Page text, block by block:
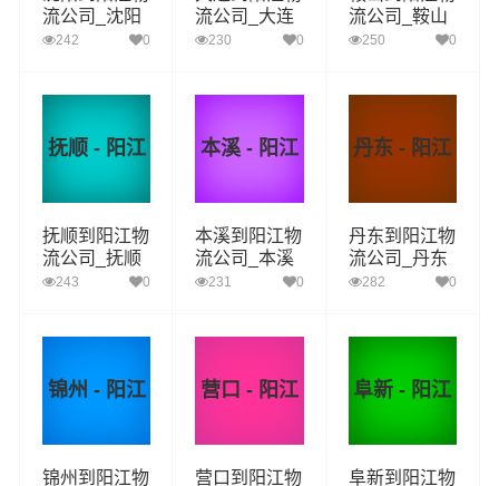
流公司_沈阳
到阳江货运_
242 0
流公司_大连
到阳江货运_
230 0
流公司_鞍山
到阳江货运_
250 0
抚顺 - 阳江
抚顺到阳江物
流公司_抚顺
到阳江货运_
243 0
本溪 - 阳江
本溪到阳江物
流公司_本溪
到阳江货运_
231 0
丹东 - 阳江
丹东到阳江物
流公司_丹东
到阳江货运_
282 0
锦州 - 阳江
锦州到阳江物
营口 - 阳江
营口到阳江物
阜新 - 阳江
阜新到阳江物